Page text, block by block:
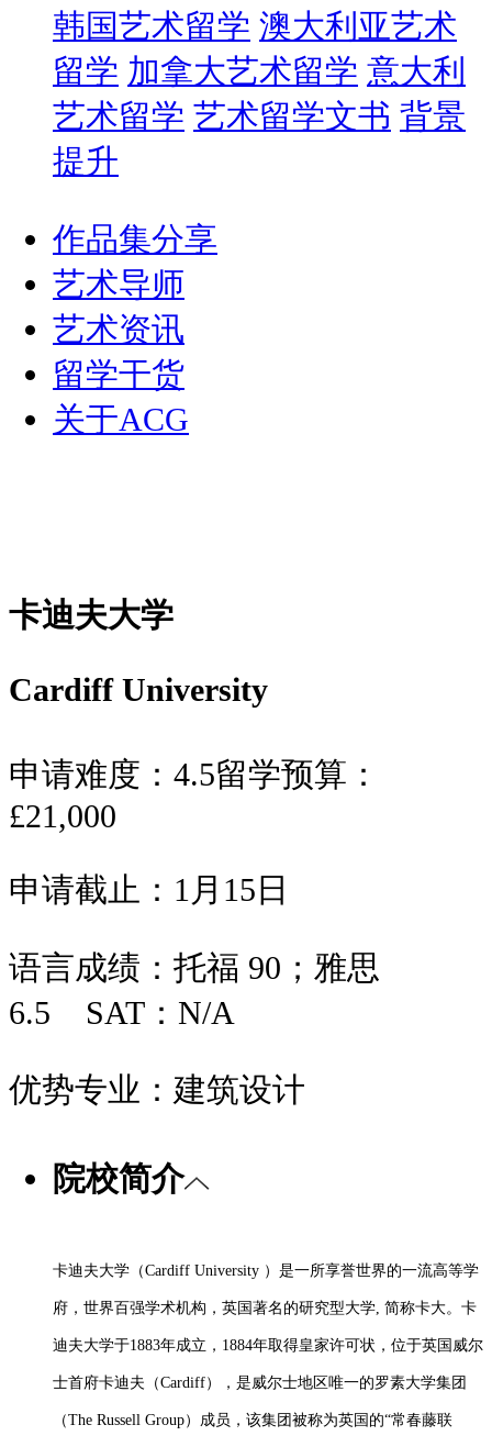
韩国艺术留学 澳大利亚艺术
留学 加拿大艺术留学 意大利
艺术留学 艺术留学文书 背景
提升
作品集分享
艺术导师
艺术资讯
留学干货
关于ACG
卡迪夫大学
Cardiff University
申请难度： 4.5留学预算：
£21,000
申请截止： 1月15日
语言成绩： 托福 90；雅思
6.5 SAT： N/A
优势专业： 建筑设计
院校简介
卡迪夫大学（Cardiff University ）是一所享誉世界的一流高等学
府，世界百强学术机构，英国著名的研究型大学, 简称卡大。卡
迪夫大学于1883年成立，1884年取得皇家许可状，位于英国威尔
士首府卡迪夫（Cardiff），是威尔士地区唯一的罗素大学集团
（The Russell Group）成员，该集团被称为英国的“常春藤联